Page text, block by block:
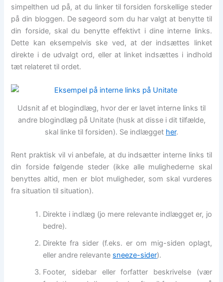
simpelthen ud på, at du linker til forsiden forskellige steder
på din bloggen. De søgeord som du har valgt at benytte til
din forside, skal du benytte effektivt i dine interne links.
Dette kan eksempelvis ske ved, at der indsættes linket
direkte i de udvalgt ord, eller at linket indsættes i indhold
tæt relateret til ordet.
Udsnit af et blogindlæg, hvor der er lavet interne links til
andre blogindlæg på Unitate (husk at disse i dit tilfælde,
skal linke til forsiden). Se indlægget her.
Rent praktisk vil vi anbefale, at du indsætter interne links til
din forside følgende steder (ikke alle mulighederne skal
benyttes altid, men er blot muligheder, som skal vurderes
fra situation til situation).
Direkte i indlæg (jo mere relevante indlægget er, jo
bedre).
Direkte fra sider (f.eks. er om mig-siden oplagt,
eller andre relevante sneeze-sider).
Footer, sidebar eller forfatter beskrivelse (vær